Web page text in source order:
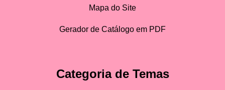
Mapa do Site
Gerador de Catálogo em PDF
Categoria de Temas